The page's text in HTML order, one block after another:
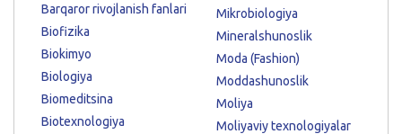
Barqaror rivojlanish fanlari
Biofizika
Biokimyo
Biologiya
Biomeditsina
Biotexnologiya
Mikrobiologiya
Mineralshunoslik
Moda (Fashion)
Moddashunoslik
Moliya
Moliyaviy texnologiyalar